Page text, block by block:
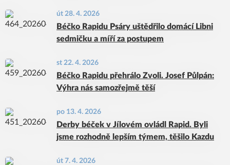
út 28. 4. 2026
Béčko Rapidu Psáry uštědřilo domácí Libni
sedmičku a míří za postupem
st 22. 4. 2026
Béčko Rapidu přehrálo Zvoli. Josef Půlpán:
Výhra nás samozřejmě těší
po 13. 4. 2026
Derby béček v Jílovém ovládl Rapid. Byli
jsme rozhodně lepším týmem, těšilo Kazdu
út 7. 4. 2026